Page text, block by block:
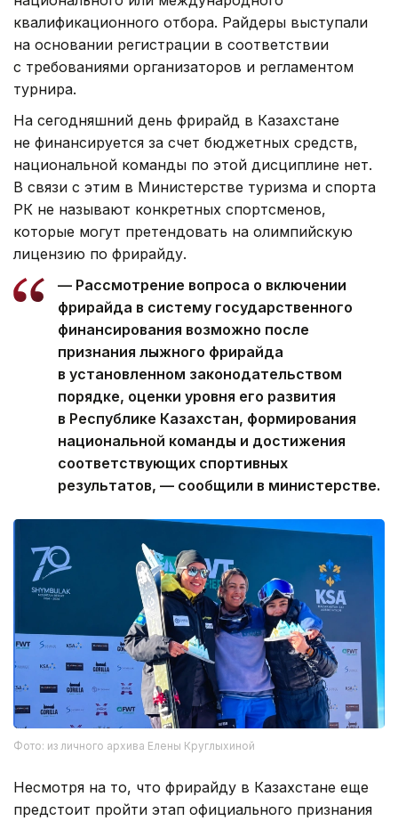
квалификационного отбора. Райдеры выступали
на основании регистрации в соответствии
с требованиями организаторов и регламентом
турнира.
На сегодняшний день фрирайд в Казахстане
не финансируется за счет бюджетных средств,
национальной команды по этой дисциплине нет.
В связи с этим в Министерстве туризма и спорта
РК не называют конкретных спортсменов,
которые могут претендовать на олимпийскую
лицензию по фрирайду.
— Рассмотрение вопроса о включении
фрирайда в систему государственного
финансирования возможно после
признания лыжного фрирайда
в установленном законодательством
порядке, оценки уровня его развития
в Республике Казахстан, формирования
национальной команды и достижения
соответствующих спортивных
результатов, — сообщили в министерстве.
Фото: из личного архива Елены Круглыхиной
Несмотря на то, что фрирайду в Казахстане еще
предстоит пройти этап официального признания